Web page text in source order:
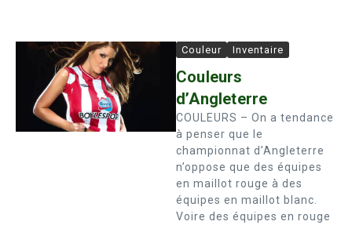
Couleur Inventaire
Couleurs
d’Angleterre
COULEURS – On a tendance
à penser que le
championnat d’Angleterre
n’oppose que des équipes
en maillot rouge à des
équipes en maillot blanc.
Voire des équipes en rouge